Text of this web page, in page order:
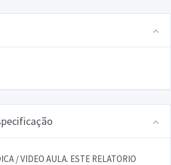
/ VIDEO AULA. ESTE RELATORIO